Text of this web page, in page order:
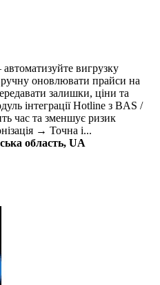
вигрузку
оновлювати прайси на
залишки, ціни та
інтеграції Hotline з BAS /
час та зменшує ризик
→ Точна і...
область, UA